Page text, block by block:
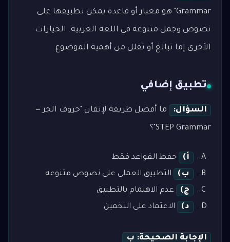
Grammar" هو معيار أو قاعدة يمكن تطبيقها على
نصوص وجمل متنوعة في اللغة العربية. الخيارات
الأخرى إما تبالغ أو تقلل من أهمية الموضوع.
تطبيق إضافي
السؤال: ما أفضل طريقة لإتقان "حروف الجر —
STEP Grammar"؟
أ)
حفظ القواعد فقط
ب)
التطبيق العملي على نصوص متنوعة
ج)
عدم الاهتمام بالتطبيق
د)
الاعتماد على التخمين
الإجابة الصحيحة: ب